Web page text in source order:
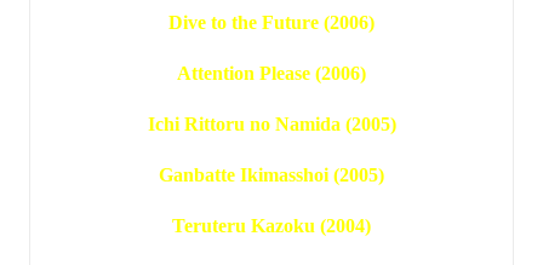
Dive to the Future (2006)
Attention Please (2006)
Ichi Rittoru no Namida (2005)
Ganbatte Ikimasshoi (2005)
Teruteru Kazoku (2004)